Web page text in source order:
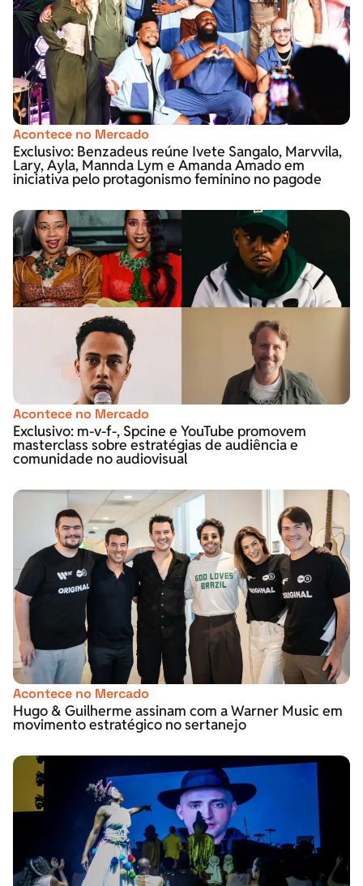
Acontece no Mercado
Exclusivo: Benzadeus reúne Ivete Sangalo, Marvvila,
Lary, Ayla, Mannda Lym e Amanda Amado em
iniciativa pelo protagonismo feminino no pagode
Acontece no Mercado
Exclusivo: m-v-f-, Spcine e YouTube promovem
masterclass sobre estratégias de audiência e
comunidade no audiovisual
Acontece no Mercado
Hugo & Guilherme assinam com a Warner Music em
movimento estratégico no sertanejo